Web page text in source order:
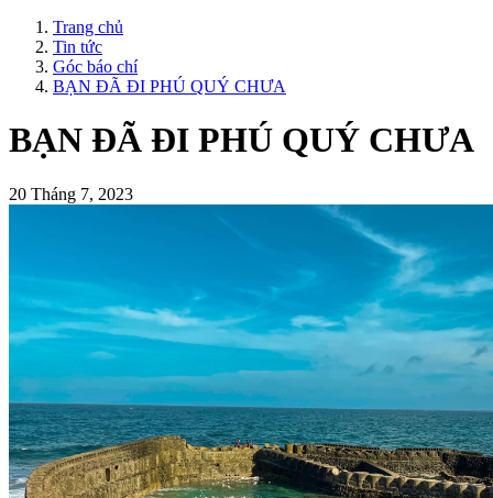
Trang chủ
Tin tức
Góc báo chí
BẠN ĐÃ ĐI PHÚ QUÝ CHƯA
BẠN ĐÃ ĐI PHÚ QUÝ CHƯA
20 Tháng 7, 2023